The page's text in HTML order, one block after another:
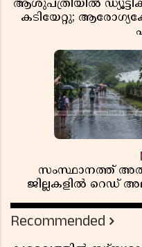
ആശുപത്രിയിൽ
കടിയേറ്റു;
സംസ്ഥാനത്ത്
ജില്ലകളിൽ റെഡ്
Recommended